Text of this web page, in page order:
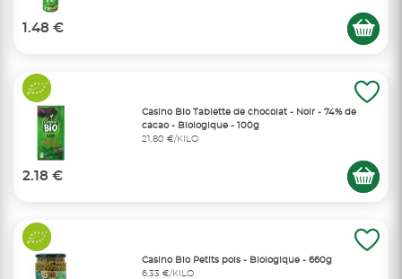
1.48 €
Casino Bio Tablette de chocolat - Noir - 74% de
cacao - Biologique - 100g
21,80 €/KILO
2.18 €
Casino Bio Petits pois - Biologique - 660g
6,33 €/KILO